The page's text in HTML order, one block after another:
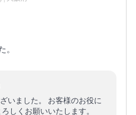
。
いました。 お客様のお役に
しくお願いいたします。